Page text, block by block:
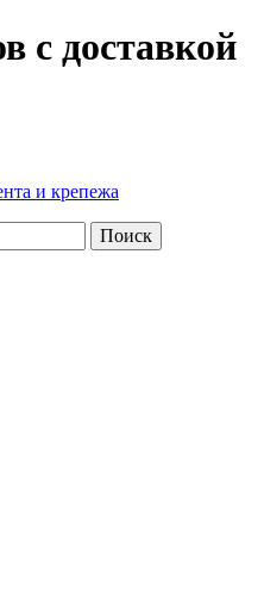
с доставкой
и крепежа
Поиск